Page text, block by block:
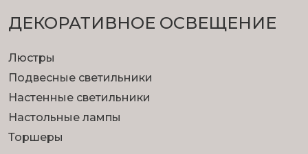
ДЕКОРАТИВНОЕ ОСВЕЩЕНИЕ
Люстры
Подвесные светильники
Настенные светильники
Настольные лампы
Торшеры